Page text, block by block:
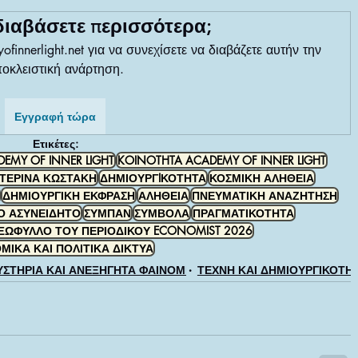
ΚΑΙ ΑΓΓΕΛΙΚΕΣ ΕΝΕΡΓΕΙΕΣ
ΤΗΣ ΚΟΙΝΟΤΗΤΑΣ
ΜΑΘΗΜΑΤΑ:ΠΛΟΗΓΗΣΗΣ ΣΤΗΝ ΝΕΑ ΕΠΟΧΗ
ΕΛΛΑΣ, ΤΕΧΝΕΣ, ΚΟΥΛΤΟΥΡΑ, ΦΙΛΟΣΟΦΙΑ
ΠΟΙΗΤΙΚΕΣ ΣΥΛΛΟΓΕΣ
περισσότερα;
για να συνεχίσετε να διαβάζετε αυτήν την
ανάρτηση.
Εγγραφή τώρα
Ετικέτες:
OF INNER LIGHT KOINOTHTA ACADEMY OF INNER LIGHT
ΚΩΣΤΑΚΗ ΔΗΜΙΟΥΡΓIΚΟΤΗΤΑ ΚΟΣΜΙΚΗ ΑΛΗΘΕΙΑ
ΔΗΜΙΟΥΡΓΙΚΗ ΕΚΦΡΑΣΗ ΑΛΗΘΕΙΑ ΠΝΕΥΜΑΤΙΚΗ ΑΝΑΖΗΤΗΣΗ
ΑΣΥΝΕΙΔΗΤΟ ΣΥΜΠΑΝ ΣΥΜΒΟΛΑ ΠΡΑΓΜΑΤΙΚΟΤΗΤΑ
ΤΟΥ ΠΕΡΙΟΔΙΚΟΥ ECONOMIST 2026
ΚΑΙ ΠΟΛΙΤΙΚΑ ΔΙΚΤΥΑ
ΚΑΙ ΑΝΕΞΗΓΗΤΑ ΦΑΙΝΟΜΕΝΑΤΕΧΝΗ ΚΑΙ